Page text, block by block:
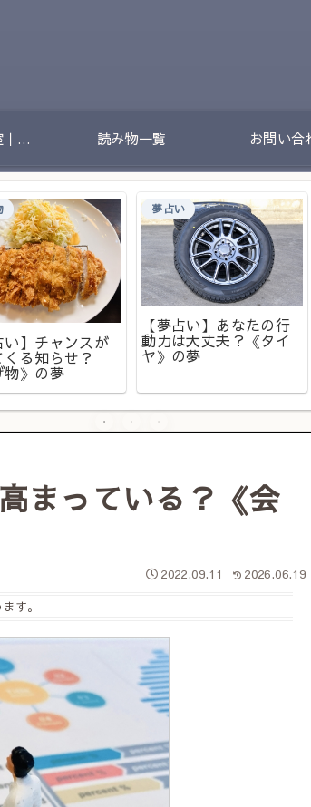
夢の相談案内室｜夢のあとに残る不安や迷いをやさしく整理する場所 読み物一覧 お問い合
い】チャンスが
くる知らせ？
物》の夢
夢占い
【夢占い】あなたの行
動力は大丈夫？《タイ
ヤ》の夢
まっている？《会
2022.09.11 2026.06.19
す。